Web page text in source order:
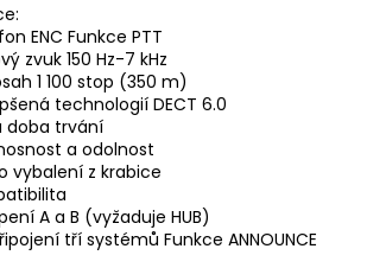
ENC Funkce PTT
zvuk 150 Hz-7 kHz
1 100 stop (350 m)
technologií DECT 6.0
doba trvání
a odolnost
vybalení z krabice
A a B (vyžaduje HUB)
tří systémů Funkce ANNOUNCE